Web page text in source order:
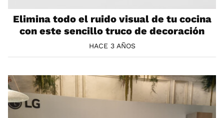
Elimina todo el ruido visual de tu cocina
con este sencillo truco de decoración
HACE 3 AÑOS